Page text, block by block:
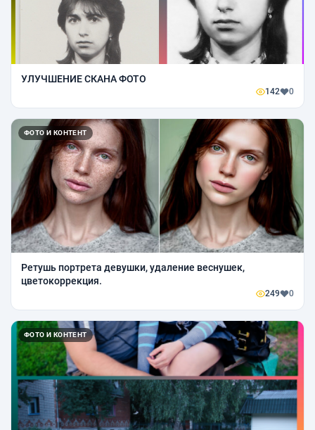
УЛУЧШЕНИЕ СКАНА ФОТО
142 0
ФОТО И КОНТЕНТ
Ретушь портрета девушки, удаление веснушек,
цветокоррекция.
249 0
ФОТО И КОНТЕНТ